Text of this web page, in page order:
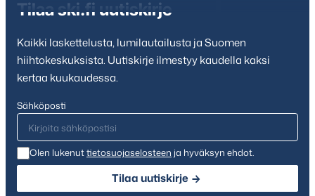
Tilaa ski.fi uutiskirje
Kaikki laskettelusta, lumilautailusta ja Suomen
hiihtokeskuksista. Uutiskirje ilmestyy kaudella kaksi
kertaa kuukaudessa.
Sähköposti
Olen lukenuttietosuojaselosteen ja hyväksyn ehdot.
Tilaa uutiskirje